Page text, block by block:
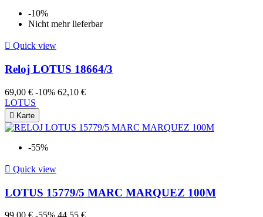
-10%
Nicht mehr lieferbar
 Quick view
Reloj LOTUS 18664/3
69,00 € -10% 62,10 €
LOTUS
 Karte
-55%
 Quick view
LOTUS 15779/5 MARC MARQUEZ 100M